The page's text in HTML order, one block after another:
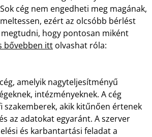
cég nem engedheti meg magának,
ezért az olcsóbb bérlést
hogy pontosan miként
bővebben itt olvashat róla:
amelyik nagyteljesítményű
intézményeknek. A cég
akik kitűnően értenek
az adatokat egyaránt. A szerver
és karbantartási feladat a